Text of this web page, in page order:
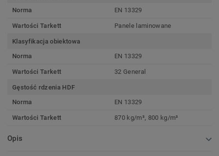
Norma
EN 13329
Wartości Tarkett Panele laminowane
Klasyfikacja obiektowa
Norma
EN 13329
Wartości Tarkett 32 General
Gęstość rdzenia HDF
Norma
EN 13329
Wartości Tarkett 870 kg/m³, 800 kg/m³
Opis